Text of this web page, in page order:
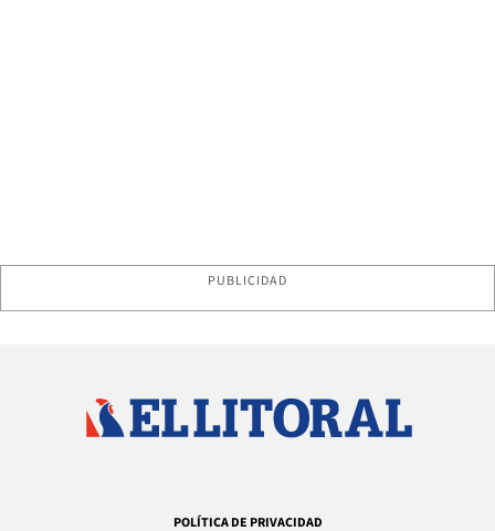
PUBLICIDAD
POLÍTICA DE PRIVACIDAD